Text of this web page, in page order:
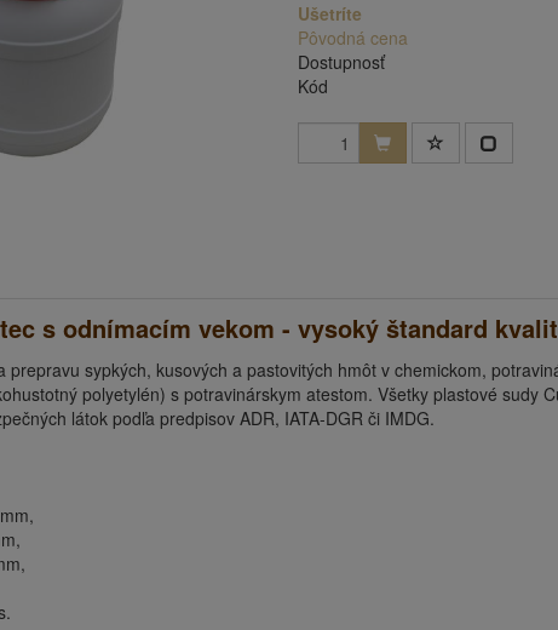
Ušetríte
Pôvodná cena
Dostupnosť
Kód
s odnímacím vekom - vysoký štandard
prepravu sypkých, kusových a pastovitých hmôt v chemickom,
polyetylén) s potravinárskym atestom. Všetky plastové sudy
látok podľa predpisov ADR, IATA-DGR či IMDG.